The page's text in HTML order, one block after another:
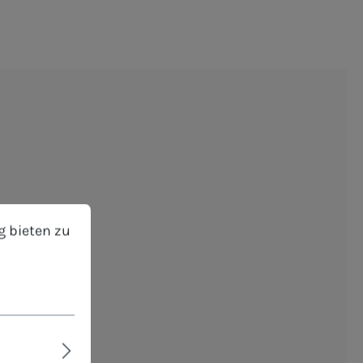
zu können.
bieten zu